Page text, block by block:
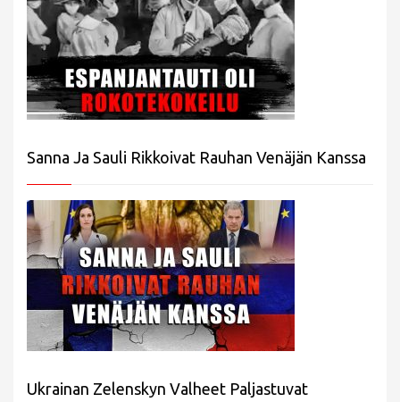
Sanna Ja Sauli Rikkoivat Rauhan Venäjän Kanssa
Ukrainan Zelenskyn Valheet Paljastuvat